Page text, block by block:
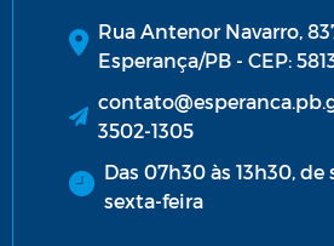
Rua Antenor Navarro,
Esperança/PB - CEP:
3502-1305
Das 07h30 às 13h30, de
sexta-feira